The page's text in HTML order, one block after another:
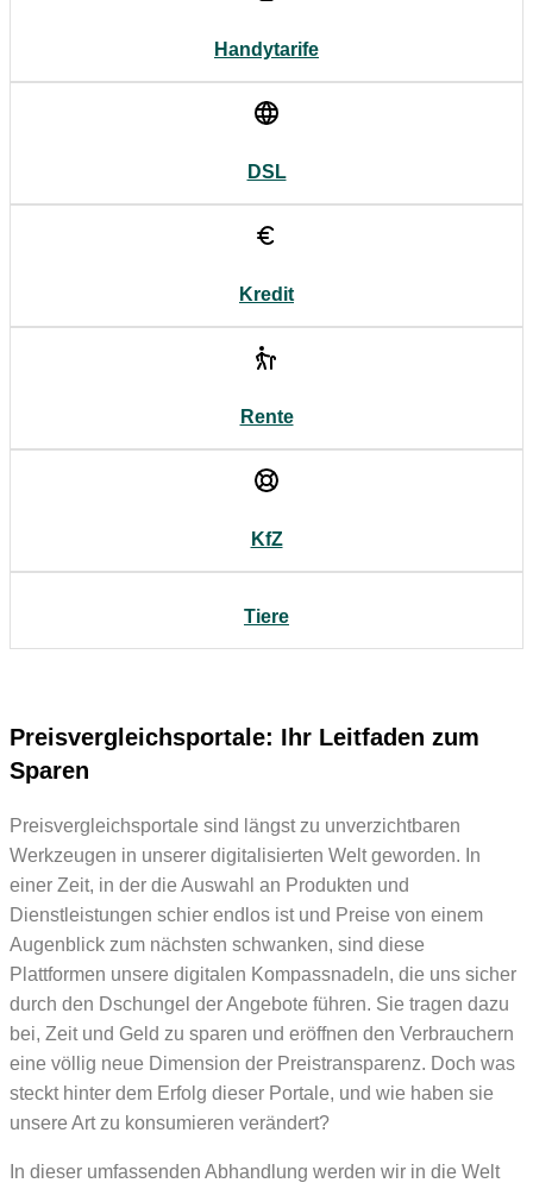
Handytarife
DSL
Kredit
Rente
KfZ
Tiere
Preisvergleichsportale: Ihr Leitfaden zum
Sparen
Preisvergleichsportale sind längst zu unverzichtbaren
Werkzeugen in unserer digitalisierten Welt geworden. In
einer Zeit, in der die Auswahl an Produkten und
Dienstleistungen schier endlos ist und Preise von einem
Augenblick zum nächsten schwanken, sind diese
Plattformen unsere digitalen Kompassnadeln, die uns sicher
durch den Dschungel der Angebote führen. Sie tragen dazu
bei, Zeit und Geld zu sparen und eröffnen den Verbrauchern
eine völlig neue Dimension der Preistransparenz. Doch was
steckt hinter dem Erfolg dieser Portale, und wie haben sie
unsere Art zu konsumieren verändert?
In dieser umfassenden Abhandlung werden wir in die Welt